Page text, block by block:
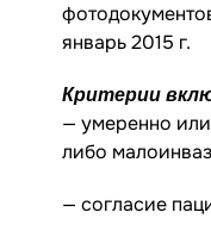
январь 2015 г.
Критерии
— умеренно
либо
— согласие